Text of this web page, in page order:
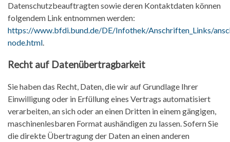
Datenschutzbeauftragten sowie deren Kontaktdaten können
folgendem Link entnommen werden:
https://www.bfdi.bund.de/DE/Infothek/Anschriften_Links/
node.html.
Recht auf Datenübertragbarkeit
Sie haben das Recht, Daten, die wir auf Grundlage Ihrer
Einwilligung oder in Erfüllung eines Vertrags automatisiert
verarbeiten, an sich oder an einen Dritten in einem gängigen,
maschinenlesbaren Format aushändigen zu lassen. Sofern Sie
die direkte Übertragung der Daten an einen anderen